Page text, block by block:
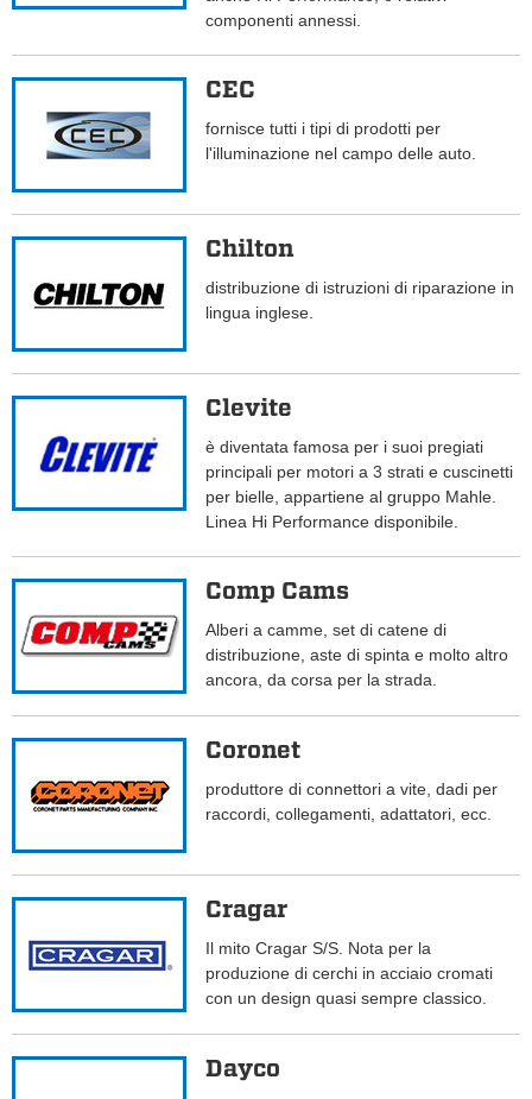
componenti annessi.
CEC
fornisce tutti i tipi di prodotti per
l'illuminazione nel campo delle auto.
Chilton
distribuzione di istruzioni di riparazione in
lingua inglese.
Clevite
è diventata famosa per i suoi pregiati
principali per motori a 3 strati e cuscinetti
per bielle, appartiene al gruppo Mahle.
Linea Hi Performance disponibile.
Comp Cams
Alberi a camme, set di catene di
distribuzione, aste di spinta e molto altro
ancora, da corsa per la strada.
Coronet
produttore di connettori a vite, dadi per
raccordi, collegamenti, adattatori, ecc.
Cragar
Il mito Cragar S/S. Nota per la
produzione di cerchi in acciaio cromati
con un design quasi sempre classico.
Dayco